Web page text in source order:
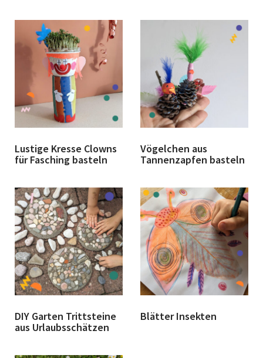
Lustige Kresse Clowns
für Fasching basteln
Vögelchen aus
Tannenzapfen basteln
DIY Garten Trittsteine
aus Urlaubsschätzen
Blätter Insekten